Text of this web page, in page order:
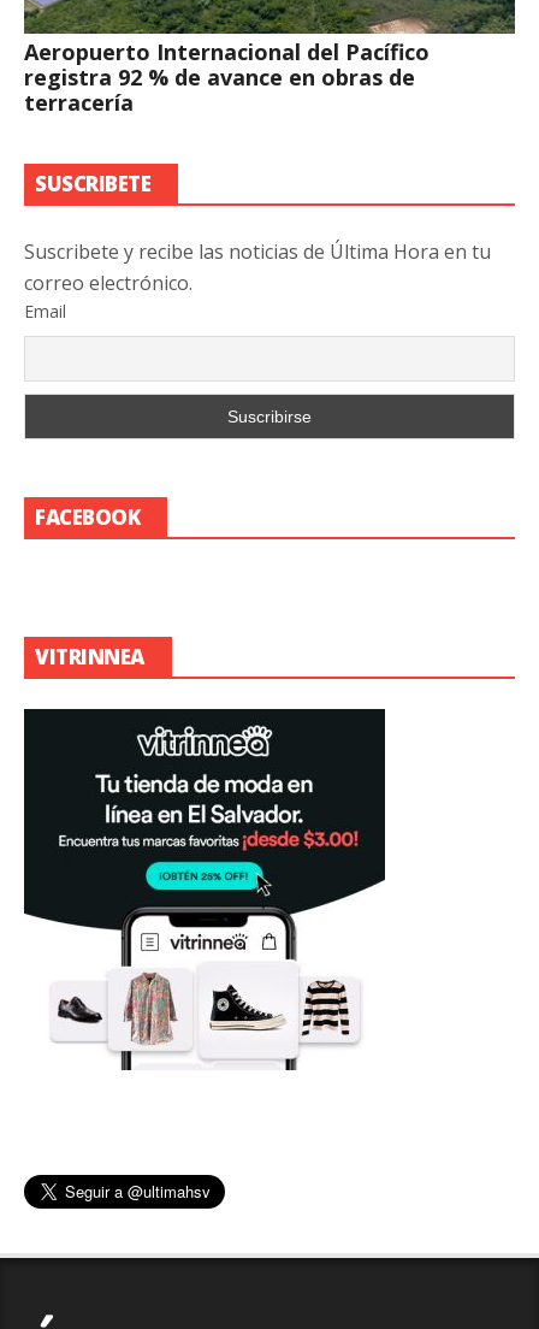
Aeropuerto Internacional del Pacífico
registra 92 % de avance en obras de
terracería
SUSCRIBETE
Suscribete y recibe las noticias de Última Hora en tu
correo electrónico.
Email
FACEBOOK
VITRINNEA